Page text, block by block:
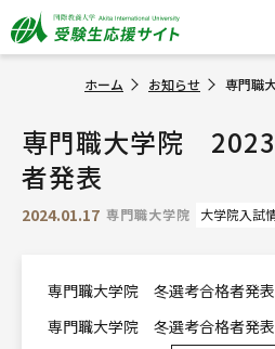
ホーム お知らせ 専門職
専門職大学院
者発表
2024.01.17 専門職大学院 大学院入試
専門職大学院 冬選考合格者発表
専門職大学院 冬選考合格者発表